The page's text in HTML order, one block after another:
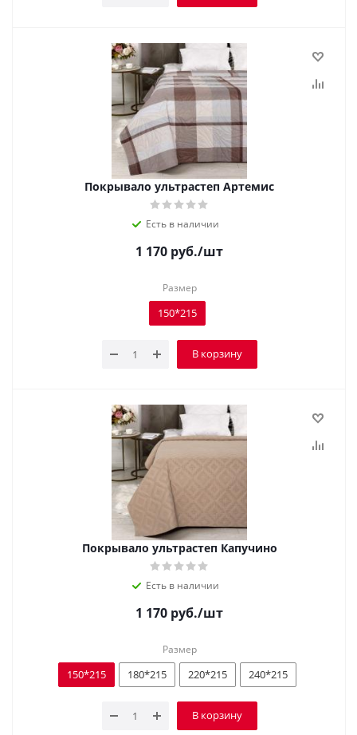
Покрывало ультрастеп Артемис
Есть в наличии
1 170 руб./шт
Размер
150*215
В корзину
Покрывало ультрастеп Капучино
Есть в наличии
1 170 руб./шт
Размер
150*215 180*215 220*215 240*215
В корзину